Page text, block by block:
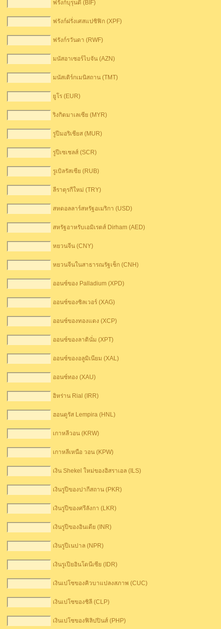
ฟรังก์บุรุนดี (BIF)
ฟรังก์ฝรั่งเศสแปซิฟิก (XPF)
ฟรังก์รวันดา (RWF)
มนัสอาเซอร์ไบจัน (AZN)
มนัสเติร์กเมนิสถาน (TMT)
ยูโร (EUR)
ริงกิตมาเลเซีย (MYR)
รูปีมอริเชียส (MUR)
รูปีเซเชลส์ (SCR)
รูเบิลรัสเซีย (RUB)
ลีราตุรกีใหม่ (TRY)
สหดอลลาร์สหรัฐอเมริกา (USD)
สหรัฐอาหรับเอมิเรตส์ Dirham (AED)
หยวนจีน (CNY)
หยวนจีนในสาธารณรัฐเช็ก (CNH)
ออนซ์ของ Palladium (XPD)
ออนซ์ของซิลเวอร์ (XAG)
ออนซ์ของทองแดง (XCP)
ออนซ์ของลาตินั่ม (XPT)
ออนซ์ของอลูมิเนียม (XAL)
ออนซ์ทอง (XAU)
อิหร่าน Rial (IRR)
ฮอนดูรัส Lempira (HNL)
เกาหลีวอน (KRW)
เกาหลีเหนือ วอน (KPW)
เงิน Shekel ใหม่ของอิสราเอล (ILS)
เงินรูปีของปากีสถาน (PKR)
เงินรูปีของศรีลังกา (LKR)
เงินรูปีของอินเดีย (INR)
เงินรูปีเนปาล (NPR)
เงินรูเปียอินโดนีเซีย (IDR)
เงินเปโซของคิวบาแปลงสภาพ (CUC)
เงินเปโซของชิลี (CLP)
เงินเปโซของฟิลิปปินส์ (PHP)